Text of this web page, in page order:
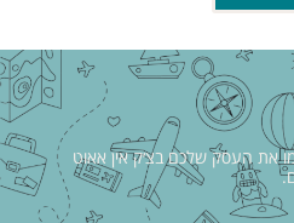
את העסק שלכם בצ׳ק אין אאוט